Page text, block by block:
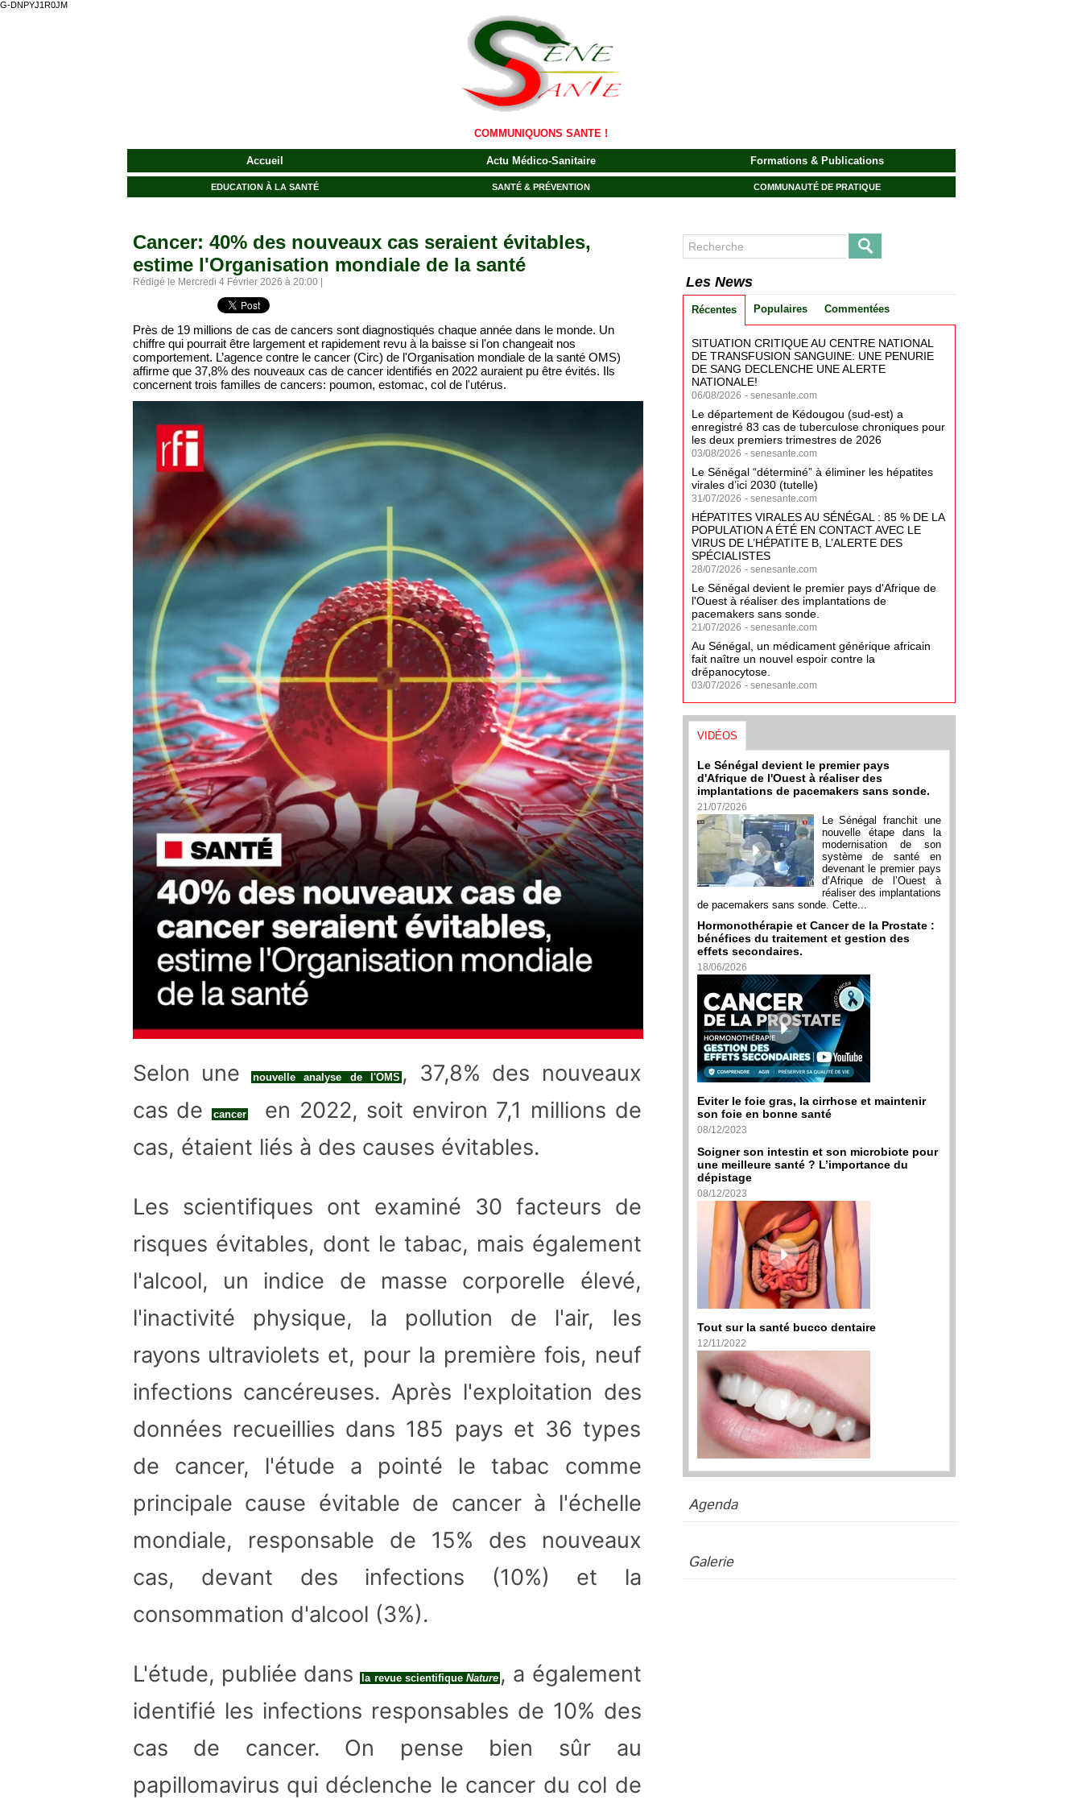
G-DNPYJ1R0JM
COMMUNIQUONS SANTE !
Accueil Actu Médico-Sanitaire Formations & Publications
EDUCATION À LA SANTÉ SANTÉ & PRÉVENTION COMMUNAUTÉ DE PRATIQUE
Cancer: 40% des nouveaux cas seraient évitables,
estime l'Organisation mondiale de la santé
Rédigé le Mercredi 4 Février 2026 à 20:00 |
Près de 19 millions de cas de cancers sont diagnostiqués chaque année dans le monde. Un
chiffre qui pourrait être largement et rapidement revu à la baisse si l'on changeait nos
comportement. L’agence contre le cancer (Circ) de l'Organisation mondiale de la santé OMS)
affirme que 37,8% des nouveaux cas de cancer identifiés en 2022 auraient pu être évités. Ils
concernent trois familles de cancers: poumon, estomac, col de l'utérus.
Selon une nouvelle analyse de l'OMS, 37,8% des nouveaux
cas de
canceren 2022, soit environ 7,1 millions de
cas, étaient liés à des causes évitables.
Les scientifiques ont examiné 30 facteurs de
risques évitables, dont le tabac, mais également
l'alcool, un indice de masse corporelle élevé,
l'inactivité physique, la pollution de l'air, les
rayons ultraviolets et, pour la première fois, neuf
infections cancéreuses. Après l'exploitation des
données recueillies dans 185 pays et 36 types
de cancer, l'étude a pointé le tabac comme
principale cause évitable de cancer à l'échelle
mondiale, responsable de 15% des nouveaux
cas, devant des infections (10%) et la
consommation d'alcool (3%).
L'étude, publiée dans la revue scientifique Nature , a également
identifié les infections responsables de 10% des
cas de cancer. On pense bien sûr au
papillomavirus qui déclenche le cancer du col de
Les News
Récentes Populaires Commentées
SITUATION CRITIQUE AU CENTRE NATIONAL
DE TRANSFUSION SANGUINE: UNE PENURIE
DE SANG DECLENCHE UNE ALERTE
NATIONALE!
06/08/2026 - senesante.com
Le département de Kédougou (sud-est) a
enregistré 83 cas de tuberculose chroniques pour
les deux premiers trimestres de 2026
03/08/2026 - senesante.com
Le Sénégal “déterminé” à éliminer les hépatites
virales d’ici 2030 (tutelle)
31/07/2026 - senesante.com
HÉPATITES VIRALES AU SÉNÉGAL : 85 % DE LA
POPULATION A ÉTÉ EN CONTACT AVEC LE
VIRUS DE L’HÉPATITE B, L’ALERTE DES
SPÉCIALISTES
28/07/2026 - senesante.com
Le Sénégal devient le premier pays d'Afrique de
l'Ouest à réaliser des implantations de
pacemakers sans sonde.
21/07/2026 - senesante.com
Au Sénégal, un médicament générique africain
fait naître un nouvel espoir contre la
drépanocytose.
03/07/2026 - senesante.com
VIDÉOS
Le Sénégal devient le premier pays
d'Afrique de l'Ouest à réaliser des
implantations de pacemakers sans sonde.
21/07/2026
Le Sénégal franchit une
nouvelle étape dans la
modernisation de son
système de santé en
devenant le premier pays
d’Afrique de l’Ouest à
réaliser des implantations
de pacemakers sans sonde. Cette...
Hormonothérapie et Cancer de la Prostate :
bénéfices du traitement et gestion des
effets secondaires.
18/06/2026
Eviter le foie gras, la cirrhose et maintenir
son foie en bonne santé
08/12/2023
Soigner son intestin et son microbiote pour
une meilleure santé ? L’importance du
dépistage
08/12/2023
Tout sur la santé bucco dentaire
12/11/2022
Agenda
Galerie